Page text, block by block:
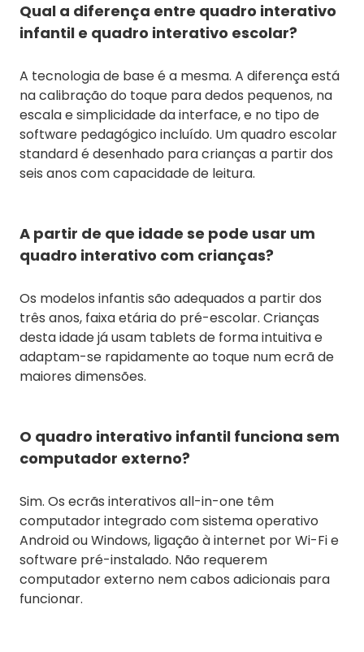
Qual a diferença entre quadro interativo
infantil e quadro interativo escolar?
A tecnologia de base é a mesma. A diferença está
na calibração do toque para dedos pequenos, na
escala e simplicidade da interface, e no tipo de
software pedagógico incluído. Um quadro escolar
standard é desenhado para crianças a partir dos
seis anos com capacidade de leitura.
A partir de que idade se pode usar um
quadro interativo com crianças?
Os modelos infantis são adequados a partir dos
três anos, faixa etária do pré-escolar. Crianças
desta idade já usam tablets de forma intuitiva e
adaptam-se rapidamente ao toque num ecrã de
maiores dimensões.
O quadro interativo infantil funciona sem
computador externo?
Sim. Os ecrãs interativos all-in-one têm
computador integrado com sistema operativo
Android ou Windows, ligação à internet por Wi-Fi e
software pré-instalado. Não requerem
computador externo nem cabos adicionais para
funcionar.